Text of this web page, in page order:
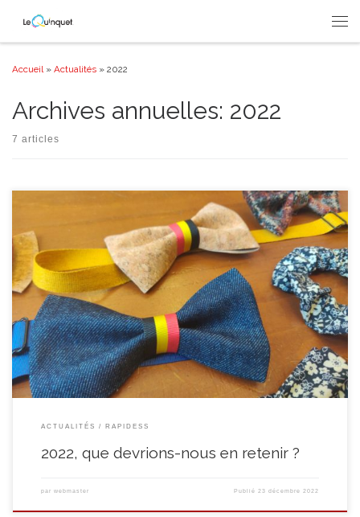
Passer au contenu
Accueil » Actualités » 2022
Archives annuelles: 2022
7 articles
Cette année fut celle des bouleversements au sein de l’équipe … Des têtes
qui s’en vont, d’autres visages qui viennent s’ajouter au trombinoscope du
Quinquet. C’est étrange combien des liens forts peuvent se tisser entre les
membres d’une équipe au gré des mois et des années et comment le
départ de […]
ACTUALITÉS RAPIDESS
2022, que devrions-nous en retenir ?
par webmaster Publié23 décembre 2022